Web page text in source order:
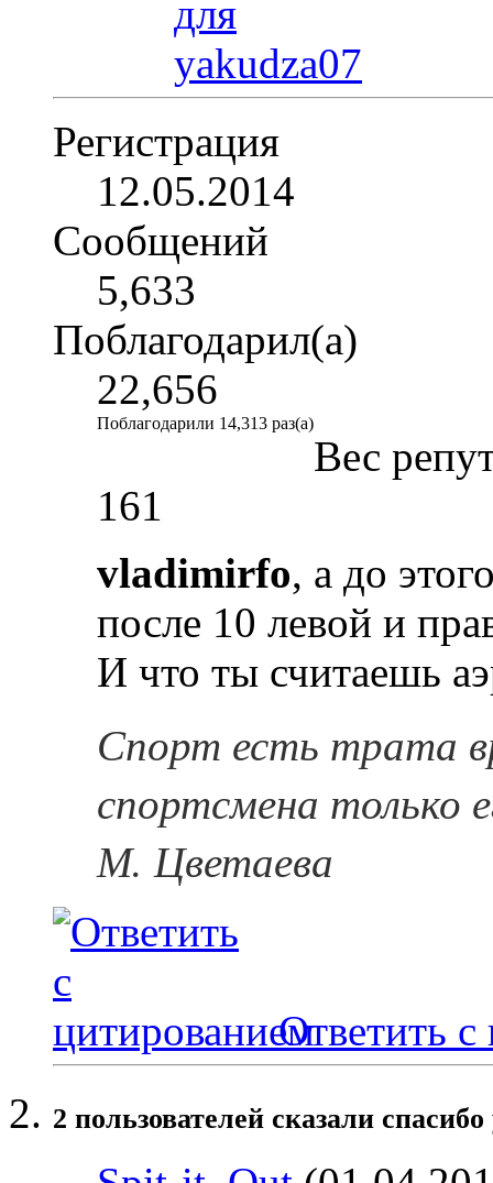
Регистрация
12.05.2014
Сообщений
5,633
Поблагодарил(а)
22,656
Поблагодарили 14,313 раз(а)
Вес
161
vladimirfo, а до
после 10 левой и
И что ты считаешь
Спорт есть трата
спортсмена только
М. Цветаева
Ответить с
2 пользователей сказали